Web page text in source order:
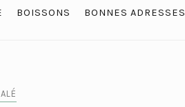
BOISSONS BONNES ADRESSES